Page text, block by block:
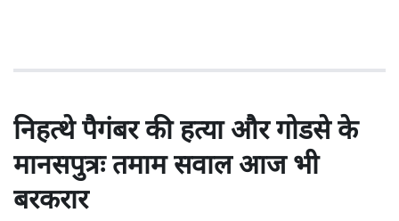
निहत्थे पैगंबर की हत्या और गोडसे के
मानसपुत्रः तमाम सवाल आज भी
बरकरार